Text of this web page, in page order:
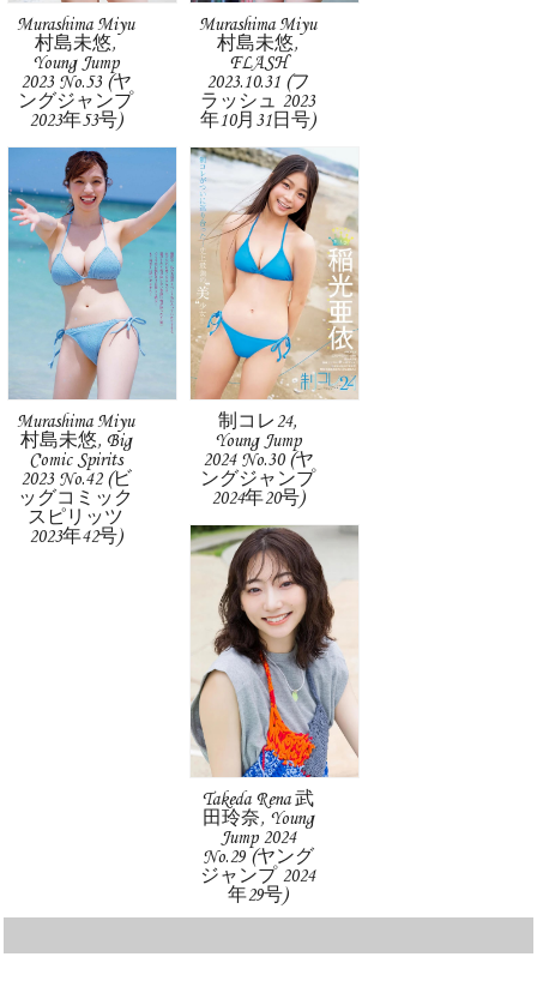
Murashima Miyu
村島未悠,
Young Jump
2023 No.53 (ヤ
ングジャンプ
2023年53号)
Murashima Miyu
村島未悠,
FLASH
2023.10.31 (フ
ラッシュ 2023
年10月31日号)
Murashima Miyu
村島未悠, Big
Comic Spirits
2023 No.42 (ビ
ッグコミック
スピリッツ
2023年42号)
制コレ24,
Young Jump
2024 No.30 (ヤ
ングジャンプ
2024年20号)
Takeda Rena 武
田玲奈, Young
Jump 2024
No.29 (ヤング
ジャンプ 2024
年29号)